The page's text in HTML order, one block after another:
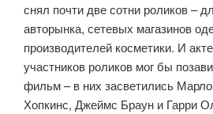
снял почти две сотни роликов –
авторынка, сетевых магазинов
производителей косметики. И
участников роликов мог бы
фильм – в них засветились
Хопкинс, Джеймс Браун и Гарри